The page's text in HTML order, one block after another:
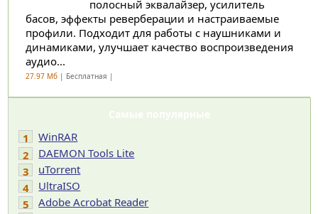
полосный эквалайзер, усилитель
басов, эффекты реверберации и настраиваемые
профили. Подходит для работы с наушниками и
динамиками, улучшает качество воспроизведения
аудио...
27.97 Мб| Бесплатная |
Самые популярные
1
WinRAR
2
DAEMON Tools Lite
3
uTorrent
4
UltraISO
5
Adobe Acrobat Reader